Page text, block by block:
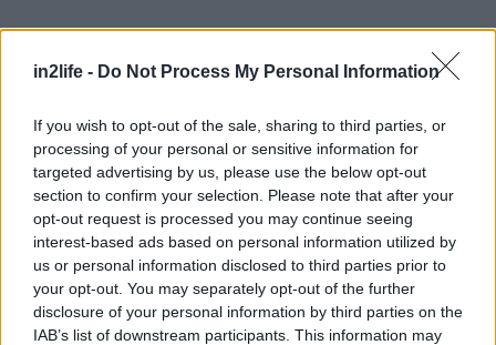
in2life - Do Not Process My Personal Information
If you wish to opt-out of the sale, sharing to third parties, or
processing of your personal or sensitive information for
targeted advertising by us, please use the below opt-out
section to confirm your selection. Please note that after your
opt-out request is processed you may continue seeing
interest-based ads based on personal information utilized by
us or personal information disclosed to third parties prior to
your opt-out. You may separately opt-out of the further
disclosure of your personal information by third parties on the
IAB’s list of downstream participants. This information may